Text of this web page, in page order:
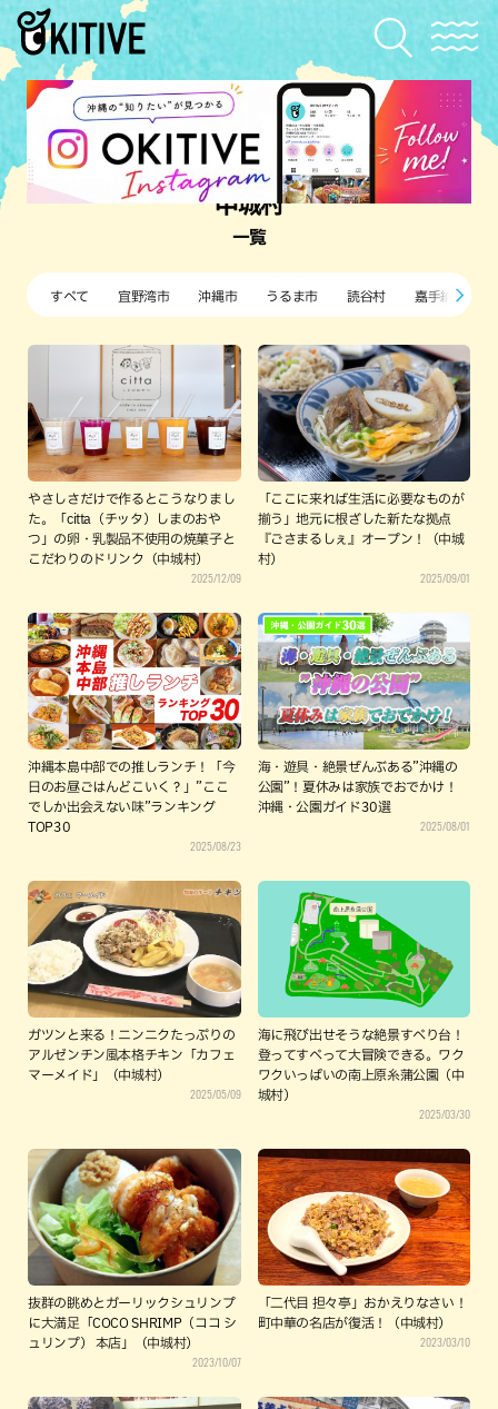
中城村
一覧
すべて 宜野湾市 沖縄市 うるま市 読谷村 嘉手納町
やさしさだけで作るとこうなりまし
た。「citta（チッタ）しまのおや
つ」の卵・乳製品不使用の焼菓子と
こだわりのドリンク（中城村）
2025/12/09
「ここに来れば生活に必要なものが
揃う」地元に根ざした新たな拠点
『ごさまるしぇ』オープン！（中城
村）
2025/09/01
沖縄本島中部での推しランチ！「今
日のお昼ごはんどこいく？」”ここ
でしか出会えない味”ランキング
TOP30
2025/08/23
海・遊具・絶景ぜんぶある”沖縄の
公園”！夏休みは家族でおでかけ！
沖縄・公園ガイド30選
2025/08/01
ガツンと来る！ニンニクたっぷりの
アルゼンチン風本格チキン「カフェ
マーメイド」（中城村）
2025/05/09
海に飛び出せそうな絶景すべり台！
登ってすべって大冒険できる。ワク
ワクいっぱいの南上原糸蒲公園（中
城村）
2025/03/30
抜群の眺めとガーリックシュリンプ
に大満足「COCO SHRIMP（ココ シ
ュリンプ） 本店」（中城村）
2023/10/07
「二代目 担々亭」おかえりなさい！
町中華の名店が復活！（中城村）
2023/03/10